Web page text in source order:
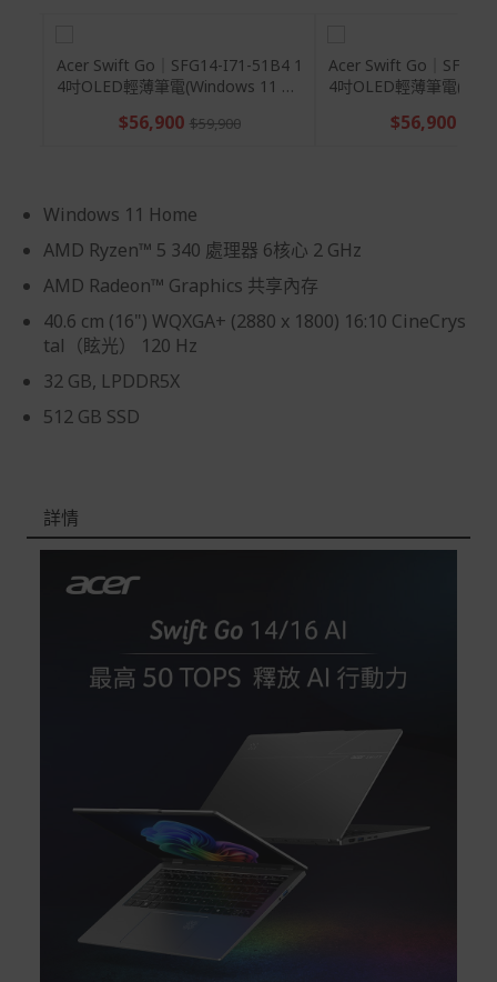
假日)，恕無法辦理。
退回之商品必須是全新狀態且完整包裝(含商品、附件、包
裝、紙箱及所有附隨文件或資料)。
權向消費者收取相應的整新費用。
*遊戲光碟、軟體等影音商品屬智慧財產權之商品。依消費
者保護法第十九條第二項規定，一經拆封後恕不接受退換
貨。
如有相關退換貨服務需求，您可以透過專線或服務信箱聯
繫客服。
配送服務
本站商品除有特別標示收取運費之商品，其餘全館皆可免
以選擇配送至全台各地服務中心。
在消費者完成訂單付款後兩個工作天內會安排訂單出貨，
非Acer旗下品牌商品依配合廠商規範，可能會有無法配送
您可以於「我的訂單」內查詢訂單出貨狀態 (路徑：我的帳
號 > 我的訂單)。
預購商品依商品頁面上的出貨時間安排，且有可能因實際
保固與售後服務
Acer旗下品牌商品保固期限與說明請參考此連結：
s://www.acer.com/tw-zh/support/warranty/product-wa
非Acer旗下品牌商品保固依各商品和之廠商有所不同，詳
Acer Swift Go｜SFG16-74-58QT 1
6吋Copilot+ PC輕薄OLED AI筆電
$42,900
Acer Swift Go｜
4吋OLED輕薄筆電
$56,900
Windows 11 Home
AMD Ryzen™ 5 340 處理器 6核心 2 GHz
AMD Radeon™ Graphics 共享內存
40.6 cm (16") WQXGA+ (2880 x 1800) 16:10 CineCrys
tal（眩光） 120 Hz
32 GB, LPDDR5X
512 GB SSD
詳情